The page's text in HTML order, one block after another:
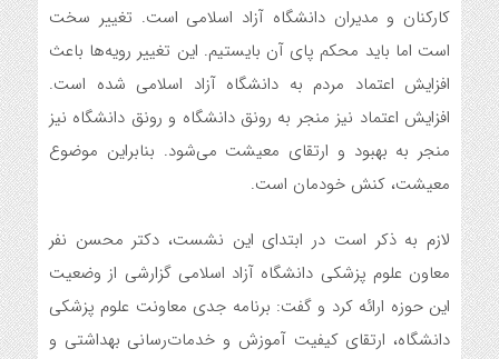
کارکنان و مدیران دانشگاه آزاد اسلامی است. تغییر سخت
است اما باید محکم پای آن بایستیم. این تغییر رویه‌ها باعث
افزایش اعتماد مردم به دانشگاه آزاد اسلامی شده است.
افزایش اعتماد نیز منجر به رونق دانشگاه و رونق دانشگاه نیز
منجر به بهبود و ارتقای معیشت می‌شود. بنابراین موضوع
معیشت، کنش خودمان است.
لازم به ذکر است در ابتدای این نشست، دکتر محسن نفر
معاون علوم پزشکی دانشگاه آزاد اسلامی گزارشی از وضعیت
این حوزه ارائه کرد و گفت: برنامه جدی معاونت علوم پزشکی
دانشگاه، ارتقای کیفیت آموزش و خدمات‌رسانی بهداشتی و